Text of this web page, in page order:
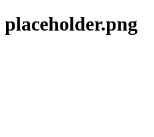
placeholder.png